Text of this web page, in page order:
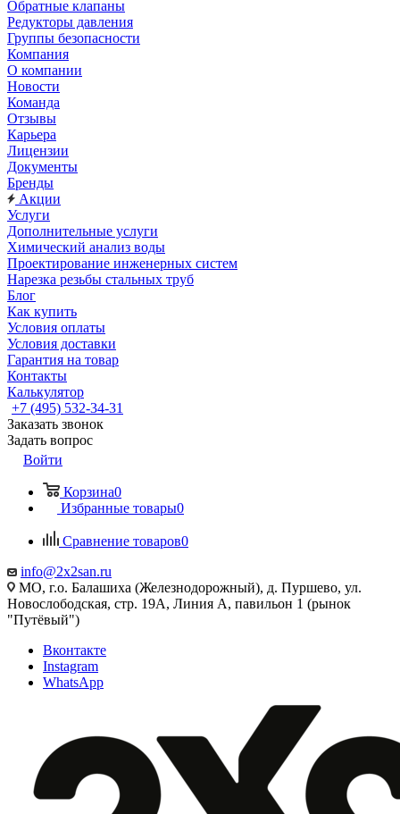
Обратные клапаны
Редукторы давления
Группы безопасности
Компания
О компании
Новости
Команда
Отзывы
Карьера
Лицензии
Документы
Бренды
Акции
Услуги
Дополнительные услуги
Химический анализ воды
Проектирование инженерных систем
Нарезка резьбы стальных труб
Блог
Как купить
Условия оплаты
Условия доставки
Гарантия на товар
Контакты
Калькулятор
+7 (495) 532‑34‑31
Заказать звонок
Задать вопрос
Войти
Корзина0
Избранные товары0
Сравнение товаров0
info@2x2san.ru
МО, г.о. Балашиха (Железнодорожный), д. Пуршево, ул.
Новослободская, стр. 19А, Линия А, павильон 1 (рынок
"Путёвый")
Вконтакте
Instagram
WhatsApp